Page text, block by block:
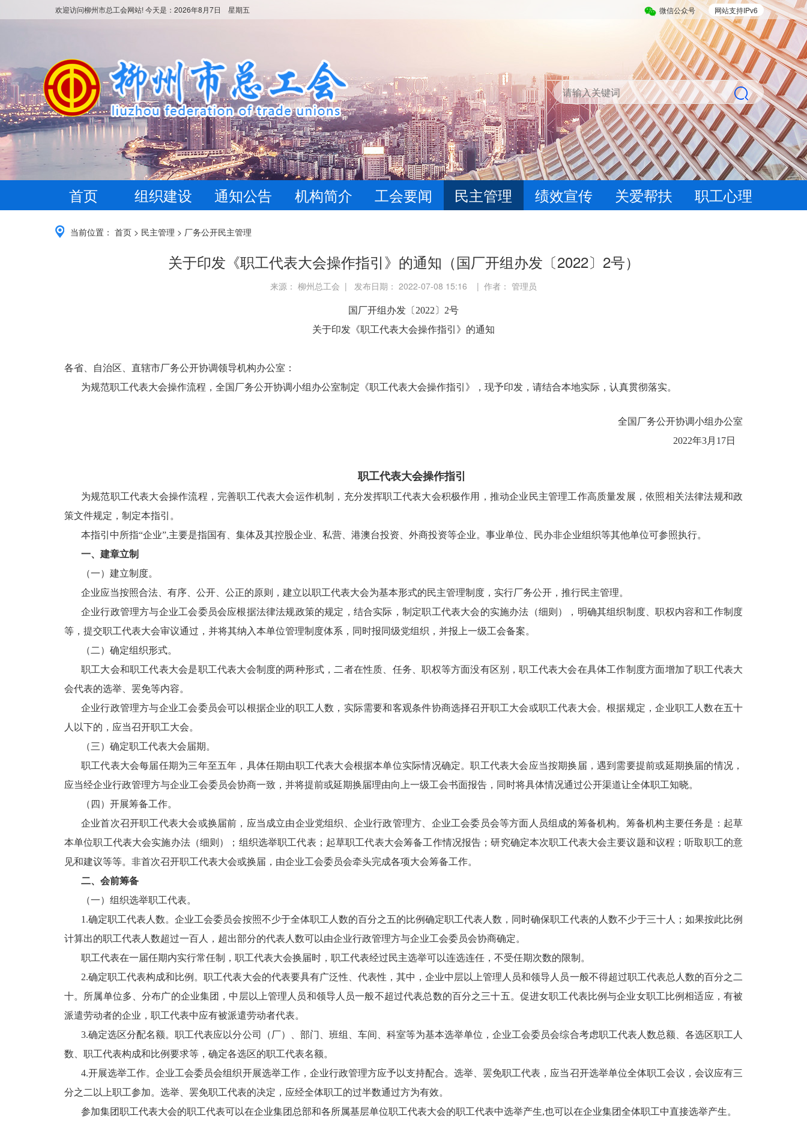
网站支持IPv6
微信公众号
欢迎访问柳州市总工会网站! 今天是： 2026年8月7日 星期五
首页 组织建设 通知公告 机构简介 工会要闻 民主管理 绩效宣传 关爱帮扶 职工心理
当前位置： 首页 > 民主管理 > 厂务公开民主管理
关于印发《职工代表大会操作指引》的通知（国厂开组办发〔2022〕2号）
来源： 柳州总工会 | 发布日期： 2022-07-08 15:16 | 作者： 管理员
国厂开组办发〔 2022〕2号
关于印发《职工代表大会操作指引》的通知
各省、自治区、直辖市厂务公开协调领导机构办公室：
为规范职工代表大会操作流程，全国厂务公开协调小组办公室制定《职工代表大会操作指引》，现予印发，请结合本地实际，认真贯彻落实。
全国厂务公开协调小组办公室
2022年3月17日
职工代表大会操作指引
为规范职工代表大会操作流程，完善职工代表大会运作机制，充分发挥职工代表大会积极作用，推动企业民主管理工作高质量发展，依照相关法律法规和政
策文件规定，制定本指引。
本指引中所指“企业”,主要是指国有、集体及其控股企业、私营、港澳台投资、外商投资等企业。事业单位、民办非企业组织等其他单位可参照执行。
一、建章立制
（一）建立制度。
企业应当按照合法、有序、公开、公正的原则，建立以职工代表大会为基本形式的民主管理制度，实行厂务公开，推行民主管理。
企业行政管理方与企业工会委员会应根据法律法规政策的规定，结合实际，制定职工代表大会的实施办法（细则），明确其组织制度、职权内容和工作制度
等，提交职工代表大会审议通过，并将其纳入本单位管理制度体系，同时报同级党组织，并报上一级工会备案。
（二）确定组织形式。
职工大会和职工代表大会是职工代表大会制度的两种形式，二者在性质、任务、职权等方面没有区别，职工代表大会在具体工作制度方面增加了职工代表大
会代表的选举、罢免等内容。
企业行政管理方与企业工会委员会可以根据企业的职工人数，实际需要和客观条件协商选择召开职工大会或职工代表大会。根据规定，企业职工人数在五十
人以下的，应当召开职工大会。
（三）确定职工代表大会届期。
职工代表大会每届任期为三年至五年，具体任期由职工代表大会根据本单位实际情况确定。职工代表大会应当按期换届，遇到需要提前或延期换届的情况，
应当经企业行政管理方与企业工会委员会协商一致，并将提前或延期换届理由向上一级工会书面报告，同时将具体情况通过公开渠道让全体职工知晓。
（四）开展筹备工作。
企业首次召开职工代表大会或换届前，应当成立由企业党组织、企业行政管理方、企业工会委员会等方面人员组成的筹备机构。筹备机构主要任务是：起草
本单位职工代表大会实施办法（细则）；组织选举职工代表；起草职工代表大会筹备工作情况报告；研究确定本次职工代表大会主要议题和议程；听取职工的意
见和建议等等。非首次召开职工代表大会或换届，由企业工会委员会牵头完成各项大会筹备工作。
二、会前筹备
（一）组织选举职工代表。
1.确定职工代表人数。企业工会委员会按照不少于全体职工人数的百分之五的比例确定职工代表人数，同时确保职工代表的人数不少于三十人；如果按此比例
计算出的职工代表人数超过一百人，超出部分的代表人数可以由企业行政管理方与企业工会委员会协商确定。
职工代表在一届任期内实行常任制，职工代表大会换届时，职工代表经过民主选举可以连选连任，不受任期次数的限制。
2.确定职工代表构成和比例。职工代表大会的代表要具有广泛性、代表性，其中，企业中层以上管理人员和领导人员一般不得超过职工代表总人数的百分之二
十。所属单位多、分布广的企业集团，中层以上管理人员和领导人员一般不超过代表总数的百分之三十五。促进女职工代表比例与企业女职工比例相适应，有被
派遣劳动者的企业，职工代表中应有被派遣劳动者代表。
3.确定选区分配名额。职工代表应以分公司（厂）、部门、班组、车间、科室等为基本选举单位，企业工会委员会综合考虑职工代表人数总额、各选区职工人
数、职工代表构成和比例要求等，确定各选区的职工代表名额。
4.开展选举工作。企业工会委员会组织开展选举工作，企业行政管理方应予以支持配合。选举、罢免职工代表，应当召开选举单位全体职工会议，会议应有三
分之二以上职工参加。选举、罢免职工代表的决定，应经全体职工的过半数通过方为有效。
参加集团职工代表大会的职工代表可以在企业集团总部和各所属基层单位职工代表大会的职工代表中选举产生,也可以在企业集团全体职工中直接选举产生。